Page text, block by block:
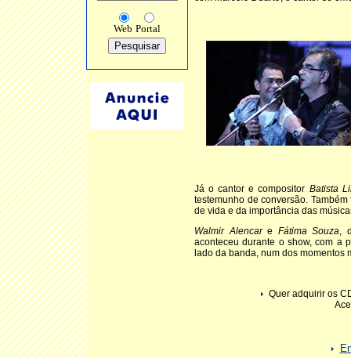
Web Portal
Já o cantor e compositor Batista
testemunho de conversão.
de vida e da importância das
Walmir Alencare Fátima Souza,
aconteceu durante o show, com a
lado da banda, num dos
Quer adquirir os